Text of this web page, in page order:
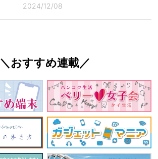
2024/12/08
＼おすすめ連載／